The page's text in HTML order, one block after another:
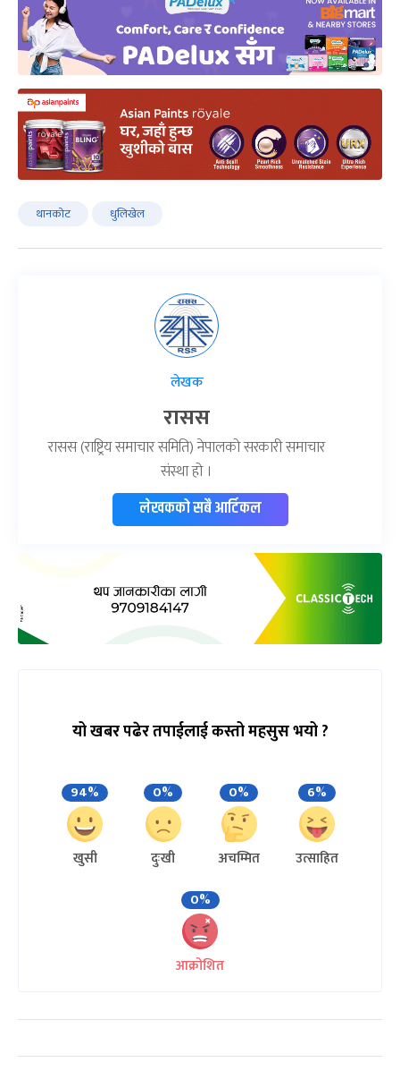
थानकोट धुलिखेल
लेखक
रासस
रासस (राष्ट्रिय समाचार समिति) नेपालको सरकारी समाचार
संस्था हो ।
लेखकको सबै आर्टिकल
यो खबर पढेर तपाईलाई कस्तो महसुस भयो ?
94%
खुसी
0%
दुःखी
0%
अचम्मित
6%
उत्साहित
0%
आक्रोशित